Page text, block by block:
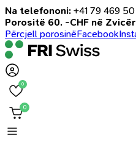
Na telefononi: +41 79 469
Porositë 60. -CHF në Zvicër
Përcjell porosinëFacebook
0
0